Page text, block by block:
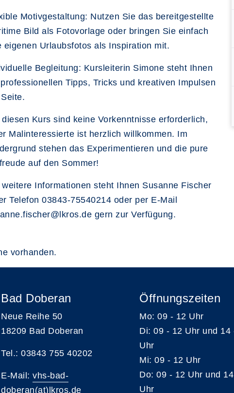
Motivgestaltung: Nutzen Sie das bereitgestellte
Bild als Fotovorlage oder bringen Sie einfach
eigenen Urlaubsfotos als Inspiration mit.
Begleitung: Kursleiterin Simone steht Ihnen
Tipps, Tricks und kreativen Impulsen
diesen Kurs sind keine Vorkenntnisse erforderlich,
Malinteressierte ist herzlich willkommen. Im
stehen das Experimentieren und die pure
auf den Sommer!
weitere Informationen steht Ihnen Susanne Fischer
Telefon 03843-75540214 oder per E-Mail
gern zur Verfügung.
vorhanden.
Bad Doberan
Neue Reihe 50
18209 Bad Doberan
Tel.: 03843 755 40202
E-Mail: vhs-bad-
doberan(at)lkros.de
Öffnungszeiten
Mo: 09 - 12 Uhr
Di: 09 - 12 Uhr und 14
Uhr
Mi: 09 - 12 Uhr
Do: 09 - 12 Uhr und
Uhr